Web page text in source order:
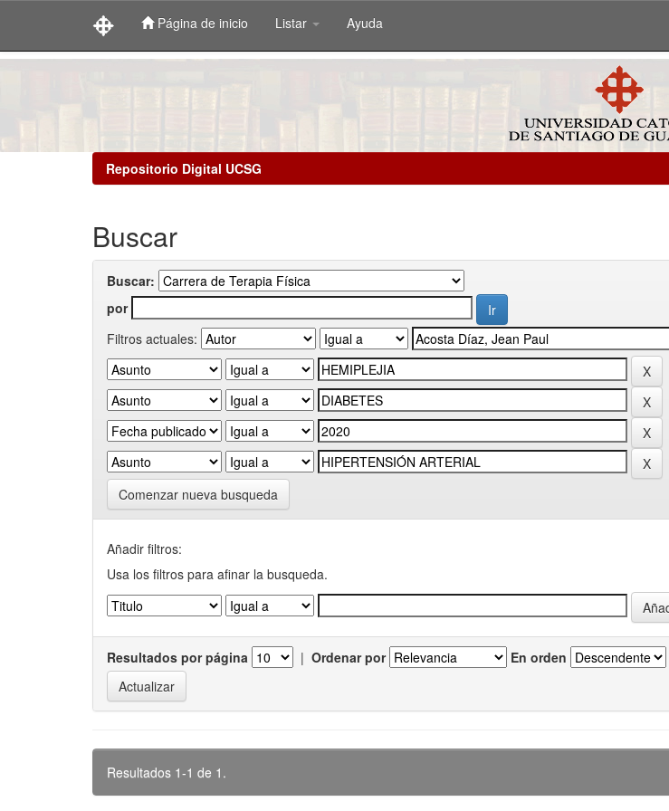
Página de inicio Listar Ayuda
Repositorio Digital UCSG
Buscar
Buscar:
por
Filtros actuales:
Comenzar nueva busqueda
Añadir filtros:
Usa los filtros para afinar la busqueda.
Resultados por página | Ordenar por En orden
Resultados 1-1 de 1.